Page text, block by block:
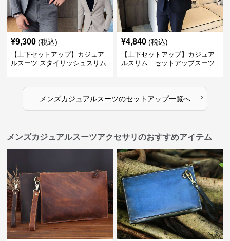
¥9,300 (税込)
【上下セットアップ】カジュア
ルスーツ スタイリッシュスリム
¥4,840 (税込)
【上下セットアップ】カジュア
ルスリム セットアップスーツ
メンズカジュアルスーツのセットアップ一覧へ ›
メンズカジュアルスーツアクセサリのおすすめアイテム